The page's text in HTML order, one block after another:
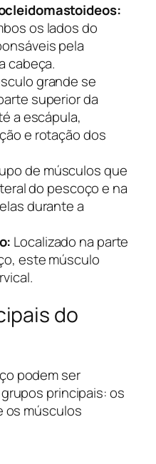
os lados do
pela
cabeça.
grande se
superior da
a escápula,
e rotação dos
de músculos que
do pescoço e na
durante a
Localizado na parte
este músculo
do
podem ser
principais: os
os músculos